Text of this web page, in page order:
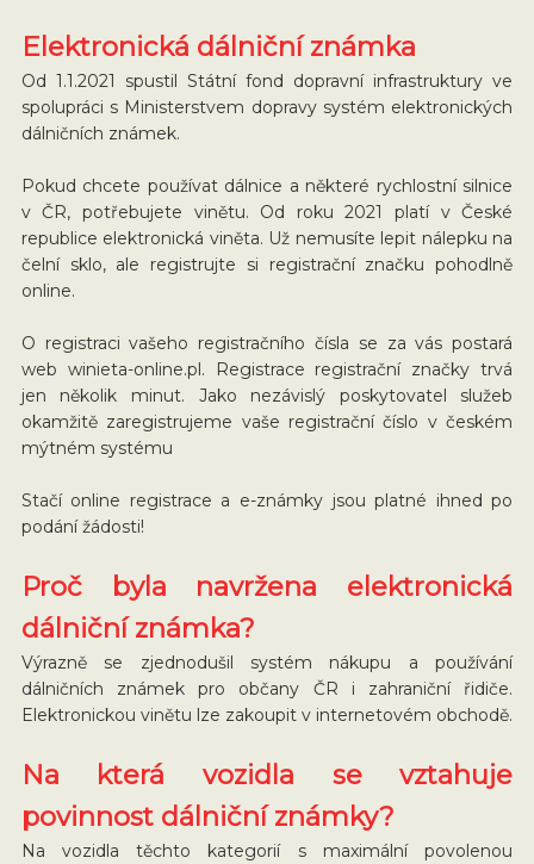
Elektronická dálniční známka
Od 1.1.2021 spustil Státní fond dopravní infrastruktury ve
spolupráci s Ministerstvem dopravy systém elektronických
dálničních známek.
Pokud chcete používat dálnice a některé rychlostní silnice
v ČR, potřebujete vinětu. Od roku 2021 platí v České
republice elektronická viněta. Už nemusíte lepit nálepku na
čelní sklo, ale registrujte si registrační značku pohodlně
online.
O registraci vašeho registračního čísla se za vás postará
web winieta-online.pl. Registrace registrační značky trvá
jen několik minut. Jako nezávislý poskytovatel služeb
okamžitě zaregistrujeme vaše registrační číslo v českém
mýtném systému
Stačí online registrace a e-známky jsou platné ihned po
podání žádosti!
Proč byla navržena elektronická
dálniční známka?
Výrazně se zjednodušil systém nákupu a používání
dálničních známek pro občany ČR i zahraniční řidiče.
Elektronickou vinětu lze zakoupit v internetovém obchodě.
Na která vozidla se vztahuje
povinnost dálniční známky?
Na vozidla těchto kategorií s maximální povolenou